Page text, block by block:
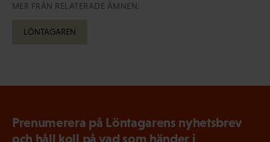
MER FRÅN RELATERADE ÄMNEN:
LÖNTAGAREN
Prenumerera på Löntagarens nyhetsbrev
och håll koll på vad som händer i